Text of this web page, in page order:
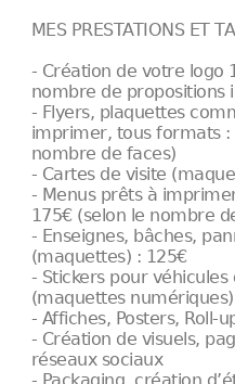
MES PRESTATIONS ET
- Création de votre logo
nombre de propositions
- Flyers, plaquettes
imprimer, tous formats :
nombre de faces)
- Cartes de visite
- Menus prêts à
175€ (selon le nombre
- Enseignes, bâches,
(maquettes) : 125€
- Stickers pour
(maquettes numériques)
- Affiches, Posters, Roll-
- Création de visuels,
réseaux sociaux